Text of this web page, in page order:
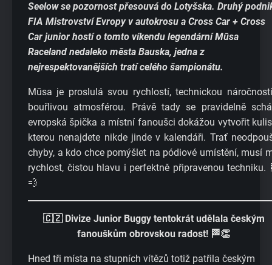
Seelow se pozornost přesouvá do Lotyšska. Druhý
FIA Mistrovství Evropy v autokrosu a Cross Car + Cross
Car junior hostí o tomto víkendu legendární Mūsa
Raceland nedaleko města Bauska, jedna z
nejrespektovanějších tratí celého šampionátu.
Mūsa je proslulá svou rychlostí, technickou
bouřlivou atmosférou. Právě tady se pravidelně
evropská špička a místní fanoušci dokážou vytvořit
kterou nenajdete nikde jinde v kalendáři. Trať
chyby, a kdo chce pomýšlet na pódiové umístění, musí
rychlost, čistou hlavu i perfektně připravenou techniku.
💨
🇨🇿 Divize Junior Buggy tentokrát udělala českým
fanouškům obrovskou radost! 🏁👏
Hned tři místa na stupních vítězů totiž patřila českým